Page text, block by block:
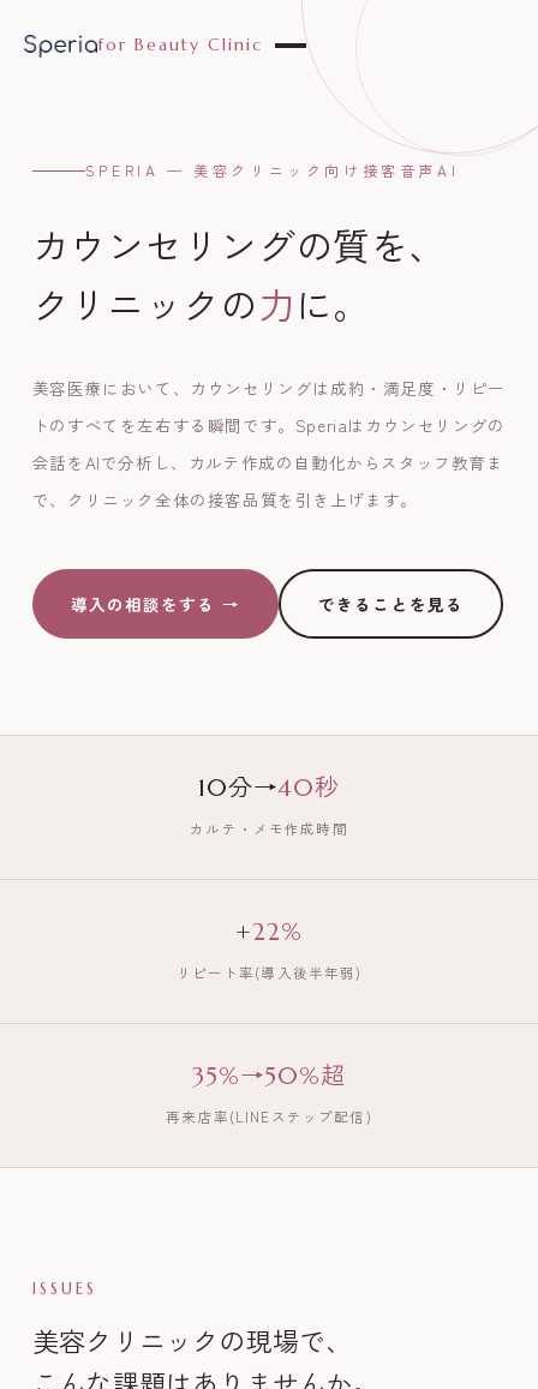
for Beauty Clinic
SPERIA — 美容クリニック向け接客音声AI
カウンセリングの質を、
クリニックの力 に。
美容医療において、カウンセリングは成約・満足度・リピー
トのすべてを左右する瞬間です。Speriaはカウンセリングの
会話をAIで分析し、カルテ作成の自動化からスタッフ教育ま
で、クリニック全体の接客品質を引き上げます。
導入の相談をする → できることを見る
10分→40秒
カルテ・メモ作成時間
+22%
リピート率(導入後半年弱)
35%→50%超
再来店率(LINEステップ配信)
ISSUES
美容クリニックの現場で、